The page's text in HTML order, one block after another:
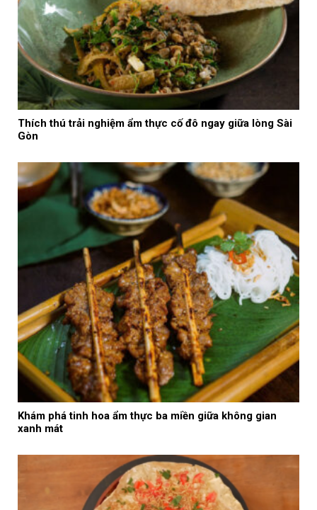
Thích thú trải nghiệm ẩm thực cố đô ngay giữa lòng Sài
Gòn
Khám phá tinh hoa ẩm thực ba miền giữa không gian
xanh mát